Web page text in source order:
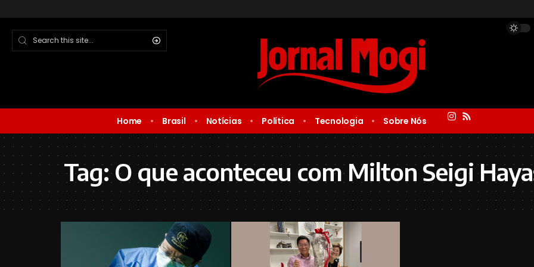
Home Brasil Notícias Política Tecnologia Sobre Nós
Tag:O que aconteceu com Milton Seigi